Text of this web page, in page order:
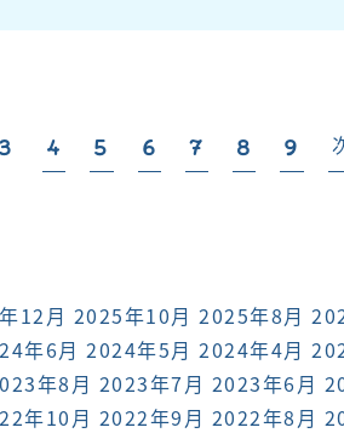
3 4 5 6 7 8 9
12月 2025年10月 2025年8月
年6月 2024年5月 2024年4月
年8月 2023年7月 2023年6月
年10月 2022年9月 2022年8月